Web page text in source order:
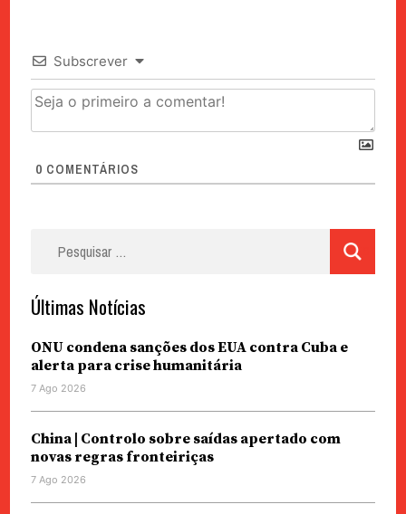
Subscrever
0 COMENTÁRIOS
Últimas Notícias
ONU condena sanções dos EUA contra Cuba e
alerta para crise humanitária
7 Ago 2026
China | Controlo sobre saídas apertado com
novas regras fronteiriças
7 Ago 2026